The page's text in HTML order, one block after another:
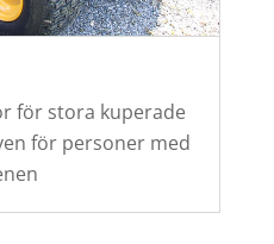
för stora kuperade
för personer med